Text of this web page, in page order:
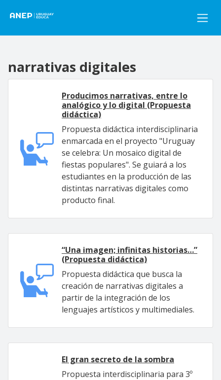
narrativas digitales
Producimos narrativas, entre lo
analógico y lo digital (Propuesta
didáctica)
Propuesta didáctica interdisciplinaria
enmarcada en el proyecto "Uruguay
se celebra: Un mosaico digital de
fiestas populares". Se guiará a los
estudiantes en la producción de las
distintas narrativas digitales como
producto final.
“Una imagen; infinitas historias…”
(Propuesta didáctica)
Propuesta didáctica que busca la
creación de narrativas digitales a
partir de la integración de los
lenguajes artísticos y multimediales.
El gran secreto de la sombra
Propuesta interdisciplinaria para 3º